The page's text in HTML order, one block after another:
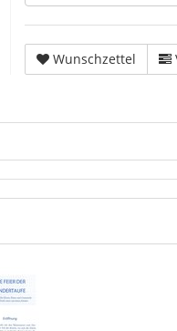
Wunschzettel